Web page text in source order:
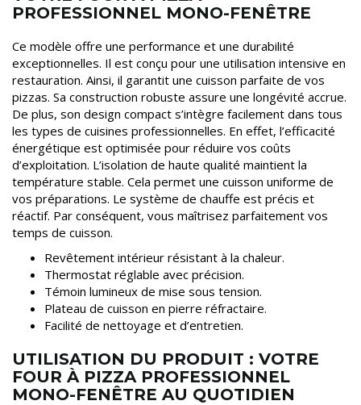
PROFESSIONNEL MONO-FENÊTRE
Ce modèle offre une performance et une durabilité
exceptionnelles. Il est conçu pour une utilisation intensive en
restauration. Ainsi, il garantit une cuisson parfaite de vos
pizzas. Sa construction robuste assure une longévité accrue.
De plus, son design compact s’intègre facilement dans tous
les types de cuisines professionnelles. En effet, l’efficacité
énergétique est optimisée pour réduire vos coûts
d’exploitation. L’isolation de haute qualité maintient la
température stable. Cela permet une cuisson uniforme de
vos préparations. Le système de chauffe est précis et
réactif. Par conséquent, vous maîtrisez parfaitement vos
temps de cuisson.
Revêtement intérieur résistant à la chaleur.
Thermostat réglable avec précision.
Témoin lumineux de mise sous tension.
Plateau de cuisson en pierre réfractaire.
Facilité de nettoyage et d’entretien.
UTILISATION DU PRODUIT : VOTRE
FOUR À PIZZA PROFESSIONNEL
MONO-FENÊTRE AU QUOTIDIEN